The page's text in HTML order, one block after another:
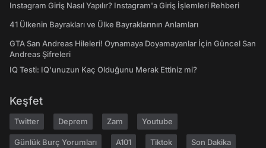
Instagram Giriş Nasıl Yapılır? Instagram'a Giriş İşlemleri Rehberi
41 Ülkenin Bayrakları ve Ülke Bayraklarının Anlamları
GTA San Andreas Hileleri! Oynamaya Doyamayanlar İçin Güncel San
Andreas Şifreleri
IQ Testi: IQ'unuzun Kaç Olduğunu Merak Ettiniz mi?
Keşfet
Twitter Deprem Zam Youtube
Günlük Burç Yorumları A101 Tiktok Son Dakika